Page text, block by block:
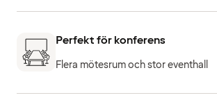
Perfekt för konferens
Flera mötesrum och stor eventhall